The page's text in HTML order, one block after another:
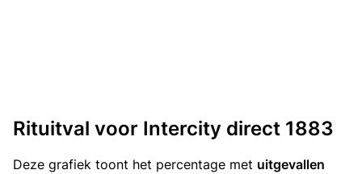
Rituitval voor Intercity direct 1883
Deze grafiek toont het percentage met uitgevallen